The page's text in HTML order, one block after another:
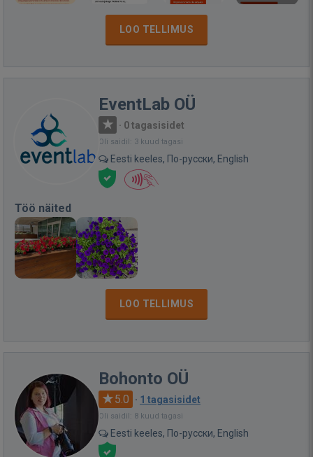
LOO TELLIMUS
EventLab OÜ
· 0 tagasisidet
Oli saidil: 3 kuud tagasi
Eesti keeles, По-русски, English
Töö näited
LOO TELLIMUS
Bohonto OÜ
5.0 · 1 tagasisidet
Oli saidil: 8 kuud tagasi
Eesti keeles, По-русски, English